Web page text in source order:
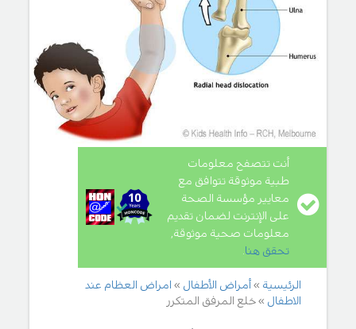
أنت تتصفح معلومات
طبية موثوقة تتوافق مع
معايير مؤسسة الصحة
على الإنترنت لضمان تقديم
معلومات صحية موثوقة,
تحقق هنا.
الرئيسية أمراض الأطفال
امراض العظام عند
الاطفال
خلع المرفق المتكرر